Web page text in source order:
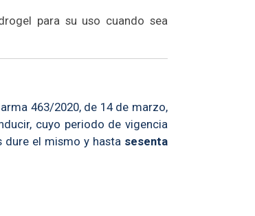
para su uso cuando sea
463/2020, de 14 de marzo,
cuyo periodo de vigencia
dure el mismo y hasta sesenta